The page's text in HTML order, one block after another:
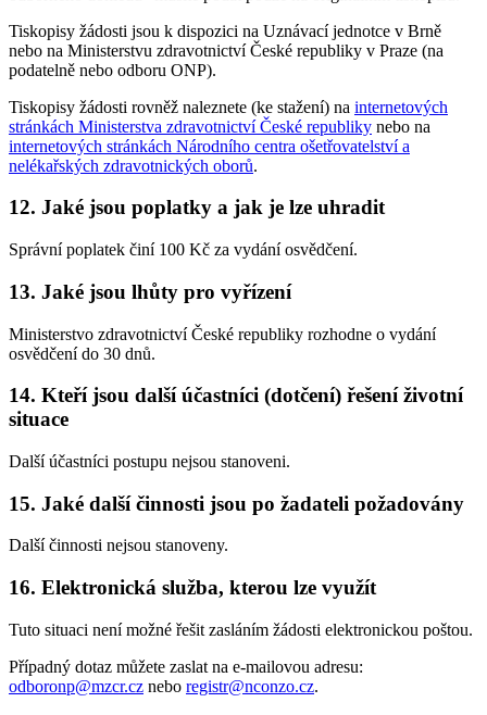
Tiskopisy žádosti jsou k dispozici na Uznávací jednotce v Brně
nebo na Ministerstvu zdravotnictví České republiky v Praze (na
podatelně nebo odboru ONP).
Tiskopisy žádosti rovněž naleznete (ke stažení) na internetových
stránkách Ministerstva zdravotnictví České republiky nebo na
internetových stránkách Národního centra ošetřovatelství a
nelékařských zdravotnických oborů.
12. Jaké jsou poplatky a jak je lze uhradit
Správní poplatek činí 100 Kč za vydání osvědčení.
13. Jaké jsou lhůty pro vyřízení
Ministerstvo zdravotnictví České republiky rozhodne o vydání
osvědčení do 30 dnů.
14. Kteří jsou další účastníci (dotčení) řešení životní
situace
Další účastníci postupu nejsou stanoveni.
15. Jaké další činnosti jsou po žadateli požadovány
Další činnosti nejsou stanoveny.
16. Elektronická služba, kterou lze využít
Tuto situaci není možné řešit zasláním žádosti elektronickou poštou.
Případný dotaz můžete zaslat na e-mailovou adresu:
odboronp@mzcr.cz nebo registr@nconzo.cz.